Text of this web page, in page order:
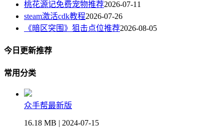
桃花源记免费宠物推荐2026-07-11
steam激活cdk教程2026-07-26
《暗区突围》狙击点位推荐2026-08-05
今日更新推荐
常用分类
众手帮最新版
16.18 MB | 2024-07-15